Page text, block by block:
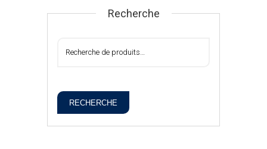
Recherche
RECHERCHE